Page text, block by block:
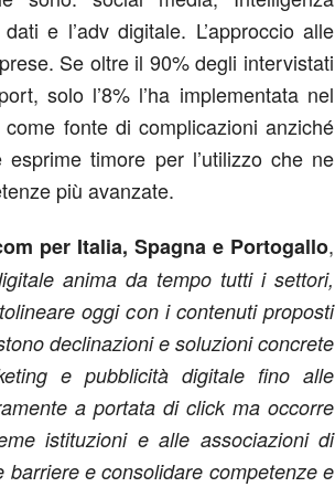
e l’adv digitale. L’approccio alle
Se oltre il 90% degli intervistati
solo l’8% l’ha implementata nel
fonte di complicazioni anziché
timore per l’utilizzo che ne
più avanzate.
per Italia, Spagna e Portogallo,
anima da tempo tutti i settori,
oggi con i contenuti proposti
declinazioni e soluzioni concrete
e pubblicità digitale fino alle
a portata di click ma occorre
istituzioni e alle associazioni di
e consolidare competenze e